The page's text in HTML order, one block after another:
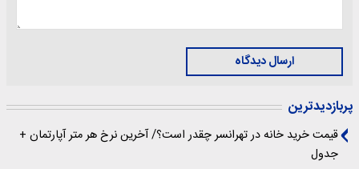
ارسال دیدگاه
پربازدیدترین
قیمت خرید خانه در تهرانسر چقدر است؟/ آخرین نرخ هر متر آپارتمان +
جدول